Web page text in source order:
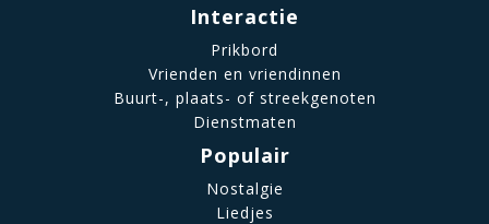
Interactie
Prikbord
Vrienden en vriendinnen
Buurt-, plaats- of streekgenoten
Dienstmaten
Populair
Nostalgie
Liedjes